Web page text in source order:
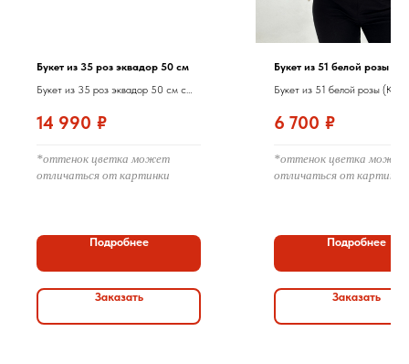
Букет из 35 роз эквадор 50 см
Букет из 35 роз эквадор 50 см с
14 990 ₽
*оттенок цветка может
отличаться от картинки
Подробнее
Заказать
Букет из 51 белой розы
Букет из 51 белой розы
6 700 ₽
*оттенок цветка может
отличаться от картинки
Подробнее
Заказать